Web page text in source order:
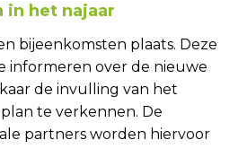
in het najaar
bijeenkomsten plaats. Deze
informeren over de nieuwe
de invulling van het
te verkennen. De
partners worden hiervoor